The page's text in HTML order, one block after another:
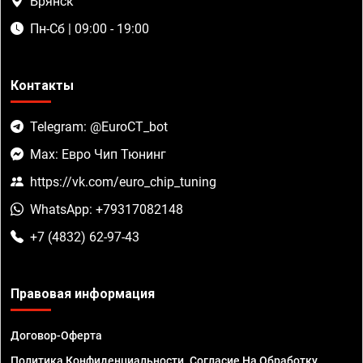
Пн-Сб | 09:00 - 19:00
Контакты
Telegram: @EuroCT_bot
Max: Евро Чип Тюнинг
https://vk.com/euro_chip_tuning
WhatsApp: +79317082148
+7 (4832) 62-97-43
Правовая информация
Договор-Оферта